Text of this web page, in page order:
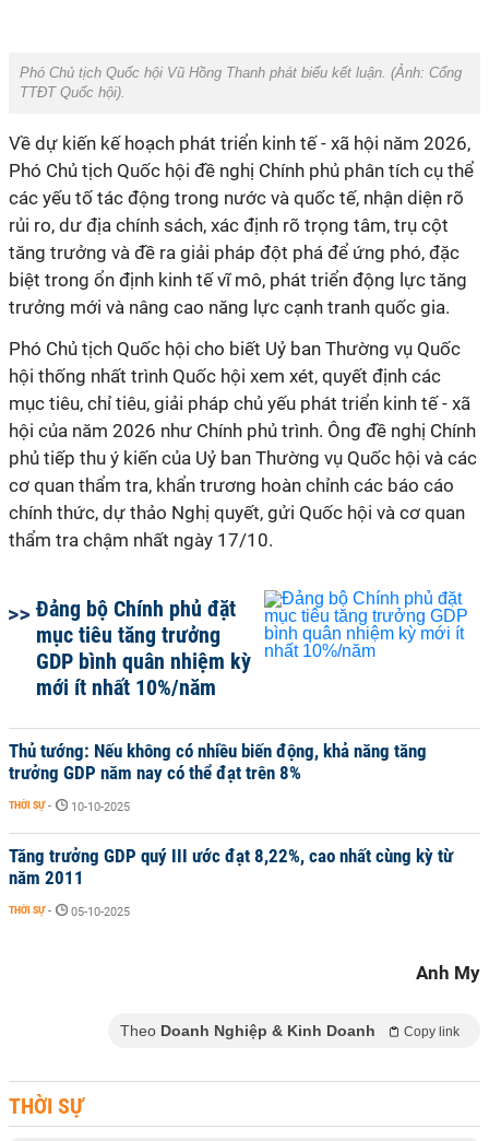
Phó Chủ tịch Quốc hội Vũ Hồng Thanh phát biểu kết luận. (Ảnh: Cổng
TTĐT Quốc hội).
Về dự kiến kế hoạch phát triển kinh tế - xã hội năm 2026,
Phó Chủ tịch Quốc hội đề nghị Chính phủ phân tích cụ thể
các yếu tố tác động trong nước và quốc tế, nhận diện rõ
rủi ro, dư địa chính sách, xác định rõ trọng tâm, trụ cột
tăng trưởng và đề ra giải pháp đột phá để ứng phó, đặc
biệt trong ổn định kinh tế vĩ mô, phát triển động lực tăng
trưởng mới và nâng cao năng lực cạnh tranh quốc gia.
Phó Chủ tịch Quốc hội cho biết Uỷ ban Thường vụ Quốc
hội thống nhất trình Quốc hội xem xét, quyết định các
mục tiêu, chỉ tiêu, giải pháp chủ yếu phát triển kinh tế - xã
hội của năm 2026 như Chính phủ trình. Ông đề nghị Chính
phủ tiếp thu ý kiến của Uỷ ban Thường vụ Quốc hội và các
cơ quan thẩm tra, khẩn trương hoàn chỉnh các báo cáo
chính thức, dự thảo Nghị quyết, gửi Quốc hội và cơ quan
thẩm tra chậm nhất ngày 17/10.
Đảng bộ Chính phủ đặt
mục tiêu tăng trưởng
GDP bình quân nhiệm kỳ
mới ít nhất 10%/năm
Thủ tướng: Nếu không có nhiều biến động, khả năng tăng
trưởng GDP năm nay có thể đạt trên 8%
THỜI SỰ - 10-10-2025
Tăng trưởng GDP quý III ước đạt 8,22%, cao nhất cùng kỳ từ
năm 2011
THỜI SỰ - 05-10-2025
Anh My
Theo Doanh Nghiệp & Kinh Doanh Copy link
THỜI SỰ